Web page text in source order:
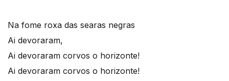
Na fome roxa das searas negras
Ai devoraram,
Ai devoraram corvos o horizonte!
Ai devoraram corvos o horizonte!